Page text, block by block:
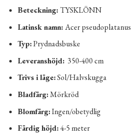
Beteckning:TYSKLÖNN
Latinsk namn:Acer pseudoplatanus
Typ:Prydnadsbuske
Leveranshöjd:350-400 cm
Trivs i läge:Sol/Halvskugga
Bladfärg:Mörkröd
Blomfärg:Ingen/obetydlig
Färdig höjd:4-5 meter